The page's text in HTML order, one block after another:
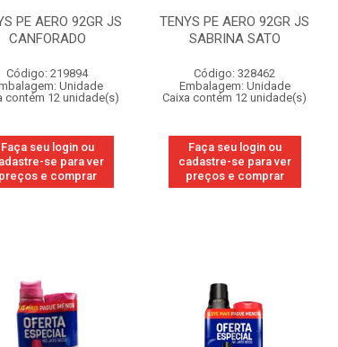
PE AERO 92GR JS
CANFORADO
Código: 219894
Unidade
contém 12 unidade(s)
Faça seu login ou
se para ver
preços e comprar
TENYS PE AERO 92GR JS
SABRINA SATO
Código: 328462
Embalagem: Unidade
Caixa contém 12 unidade(s)
Faça seu login ou
cadastre-se para ver
preços e comprar